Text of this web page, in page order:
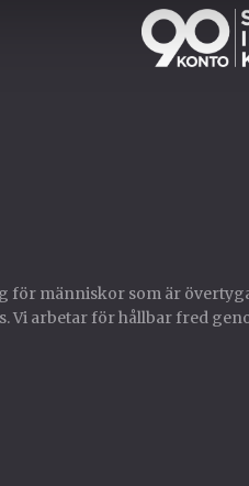
för människor som är
Vi arbetar för hållbar fred